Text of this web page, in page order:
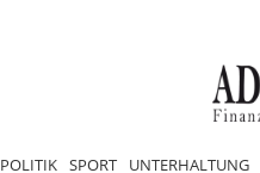
POLITIK SPORT UNTERHALTUNG